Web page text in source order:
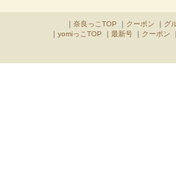
｜ 奈良っこTOP ｜ クーポン ｜ グ
｜ yomiっこTOP ｜ 最新号｜ クーポン ｜